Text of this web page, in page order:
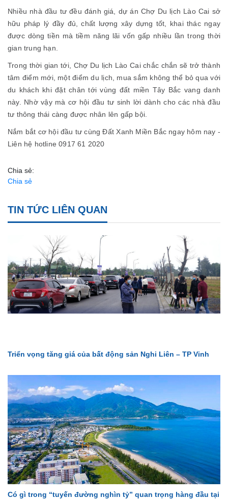
Nhiều nhà đầu tư đều đánh giá, dự án Chợ Du lịch Lào Cai sở
hữu pháp lý đầy đủ, chất lượng xây dựng tốt, khai thác ngay
được dòng tiền mà tiềm năng lãi vốn gấp nhiều lần trong thời
gian trung hạn.
Trong thời gian tới, Chợ Du lịch Lào Cai chắc chắn sẽ trở thành
tâm điểm mới, một điểm du lịch, mua sắm không thể bỏ qua với
du khách khi đặt chân tới vùng đất miền Tây Bắc vang danh
này. Nhờ vậy mà cơ hội đầu tư sinh lời dành cho các nhà đầu
tư thông thái càng được nhân lên gấp bội.
Nắm bắt cơ hội đầu tư cùng Đất Xanh Miền Bắc ngay hôm nay -
Liên hệ hotline 0917 61 2020
Chia sẻ:
Chia sẻ
TIN TỨC LIÊN QUAN
Triển vọng tăng giá của bất động sản Nghi Liên – TP Vinh
Có gì trong “tuyến đường nghìn tỷ” quan trọng hàng đầu tại